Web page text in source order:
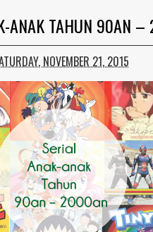
ANAK TAHUN 90AN
NOVEMBER 21, 2015